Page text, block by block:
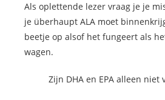
Als oplettende lezer vraag je je
je überhaupt ALA moet
beetje op alsof het fungeert als
wagen.
Zijn DHA en EPA alleen niet